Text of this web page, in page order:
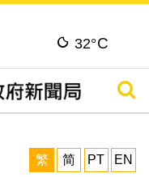
32°C
搜尋
繁
简 PT EN